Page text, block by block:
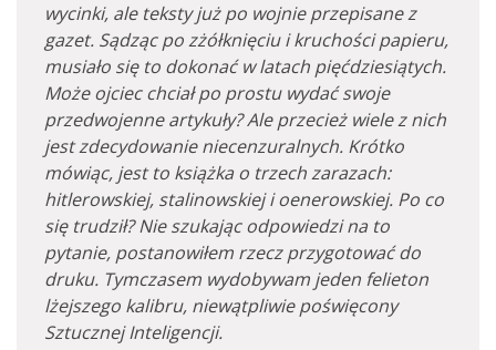
wycinki, ale teksty już po wojnie przepisane z
gazet. Sądząc po zżółknięciu i kruchości papieru,
musiało się to dokonać w latach pięćdziesiątych.
Może ojciec chciał po prostu wydać swoje
przedwojenne artykuły? Ale przecież wiele z nich
jest zdecydowanie niecenzuralnych. Krótko
mówiąc, jest to książka o trzech zarazach:
hitlerowskiej, stalinowskiej i oenerowskiej. Po co
się trudził? Nie szukając odpowiedzi na to
pytanie, postanowiłem rzecz przygotować do
druku. Tymczasem wydobywam jeden felieton
lżejszego kalibru, niewątpliwie poświęcony
Sztucznej Inteligencji.